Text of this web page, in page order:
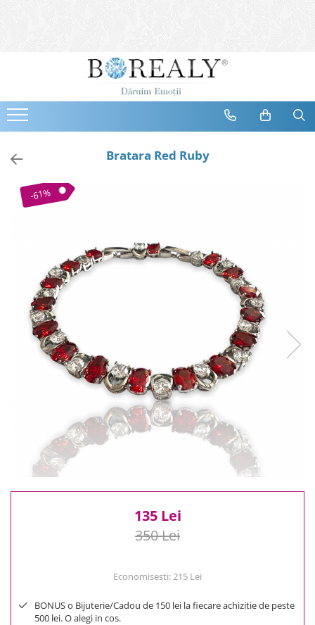
Bijuterii
Cercei
Bratari
Coliere
Brose
Tiare
Bijuterii Copii
Bijuterii Mirese
Selectii
Reduceri
Cele mai noi
Cele mai vandute
Cele mai votate
0 Lei - 100 Lei
100 Lei - 200 Lei
200 Lei - 300 Lei
300 Lei - 500 Lei
Bratara Red Ruby
-61%
135 Lei
350 Lei
Economisesti:215 Lei
BONUS o Bijuterie/Cadou de 150 lei la fiecare achizitie de peste
500 lei. O alegi in cos.